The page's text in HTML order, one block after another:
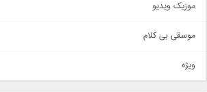
سنتی
اهنگ بندرعباسی
دمو
مذهبی
موزیک ویدیو
موسقی بی کلام
ویژه